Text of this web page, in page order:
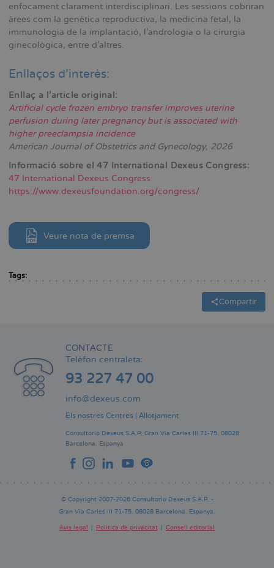
enfocament clarament interdisciplinari. Les sessions cobriran
àrees com la genètica reproductiva, la medicina fetal, la
immunologia de la implantació, l’andrologia o la cirurgia
ginecològica, entre d’altres.
Enllaços d’interès:
Enllaç a l’article original:
Artificial cycle frozen embryo transfer improves uterine
perfusion during later pregnancy but is associated with
higher preeclampsia incidence
American Journal of Obstetrics and Gynecology, 2026
Informació sobre el 47 International Dexeus Congress:
47 International Dexeus Congress
https://www.dexeusfoundation.org/congress/
Veure nota de premsa
Tags:
Compartir
CONTACTE
Telèfon centraleta:
93 227 47 00
info@dexeus.com
Els nostres Centres Allotjament
Consultorio Dexeus S.A.P. Gran Via Carles III 71-75. 08028
Barcelona. Espanya
© Copyright 2007-2026 Consultorio Dexeus S.A.P. -
Gran Via Carles III 71-75. 08028 Barcelona. Espanya.
Avís legal Política de privacitat Consell editorial